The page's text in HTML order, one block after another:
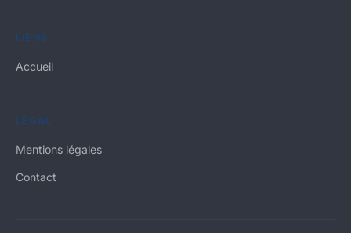
LIENS
Accueil
LÉGAL
Mentions légales
Contact